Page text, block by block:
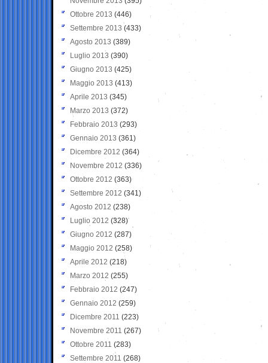
Ottobre 2013 (446)
Settembre 2013 (433)
Agosto 2013 (389)
Luglio 2013 (390)
Giugno 2013 (425)
Maggio 2013 (413)
Aprile 2013 (345)
Marzo 2013 (372)
Febbraio 2013 (293)
Gennaio 2013 (361)
Dicembre 2012 (364)
Novembre 2012 (336)
Ottobre 2012 (363)
Settembre 2012 (341)
Agosto 2012 (238)
Luglio 2012 (328)
Giugno 2012 (287)
Maggio 2012 (258)
Aprile 2012 (218)
Marzo 2012 (255)
Febbraio 2012 (247)
Gennaio 2012 (259)
Dicembre 2011 (223)
Novembre 2011 (267)
Ottobre 2011 (283)
Settembre 2011 (268)